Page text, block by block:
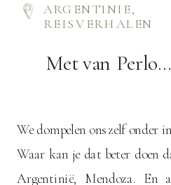
Met van
We dompelen onszelf onder
Waar kan je dat beter doen
Argentinië, Mendoza. En
ARGENTINIE,
REISVERHALEN